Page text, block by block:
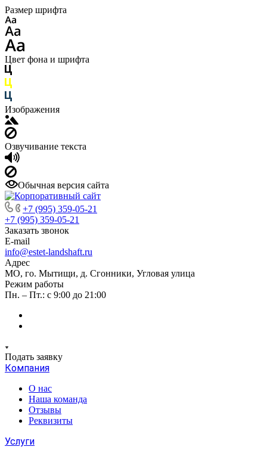
Размер шрифта
Цвет фона и шрифта
Изображения
Озвучивание текста
Обычная версия сайта
+7 (995) 359-05-21
+7 (995) 359-05-21
Заказать звонок
E-mail
info@estet-landshaft.ru
Адрес
МО, го. Мытищи, д. Сгонники, Угловая улица
Режим работы
Пн. – Пт.: с 9:00 до 21:00
Подать заявку
Компания
О нас
Наша команда
Отзывы
Реквизиты
Услуги